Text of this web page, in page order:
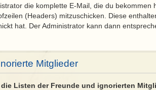
die komplette E-Mail, die du bekommen
(Headers) mitzuschicken. Diese
hat. Der Administrator kann dann
Mitglieder
Listen der Freunde und ignorierten